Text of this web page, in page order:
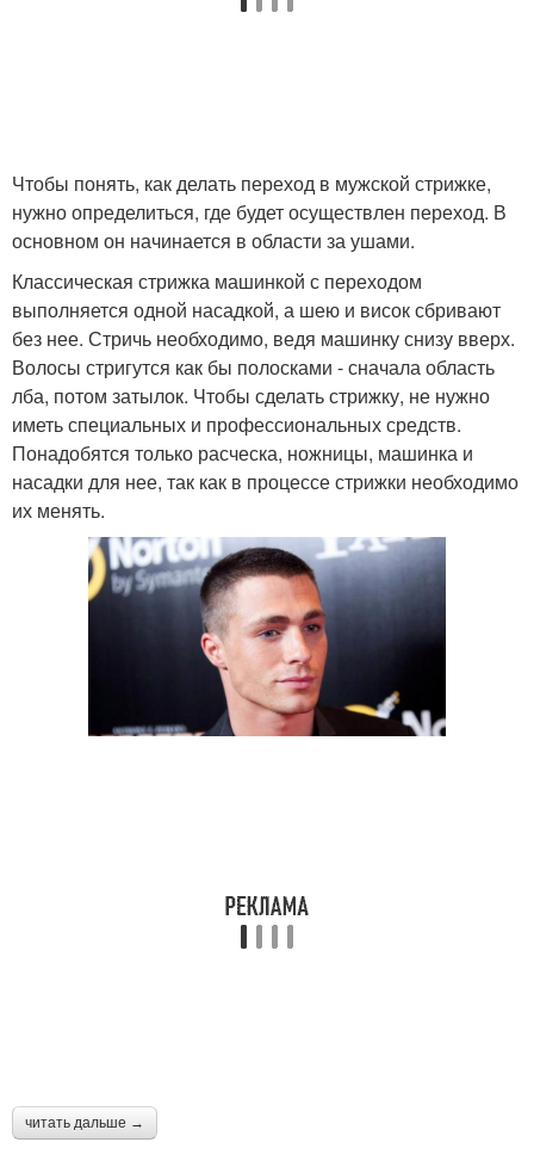
Чтобы понять, как делать переход в мужской стрижке,
нужно определиться, где будет осуществлен переход. В
основном он начинается в области за ушами.
Классическая стрижка машинкой с переходом
выполняется одной насадкой, а шею и висок сбривают
без нее. Стричь необходимо, ведя машинку снизу вверх.
Волосы стригутся как бы полосками - сначала область
лба, потом затылок. Чтобы сделать стрижку, не нужно
иметь специальных и профессиональных средств.
Понадобятся только расческа, ножницы, машинка и
насадки для нее, так как в процессе стрижки необходимо
их менять.
читать дальше →